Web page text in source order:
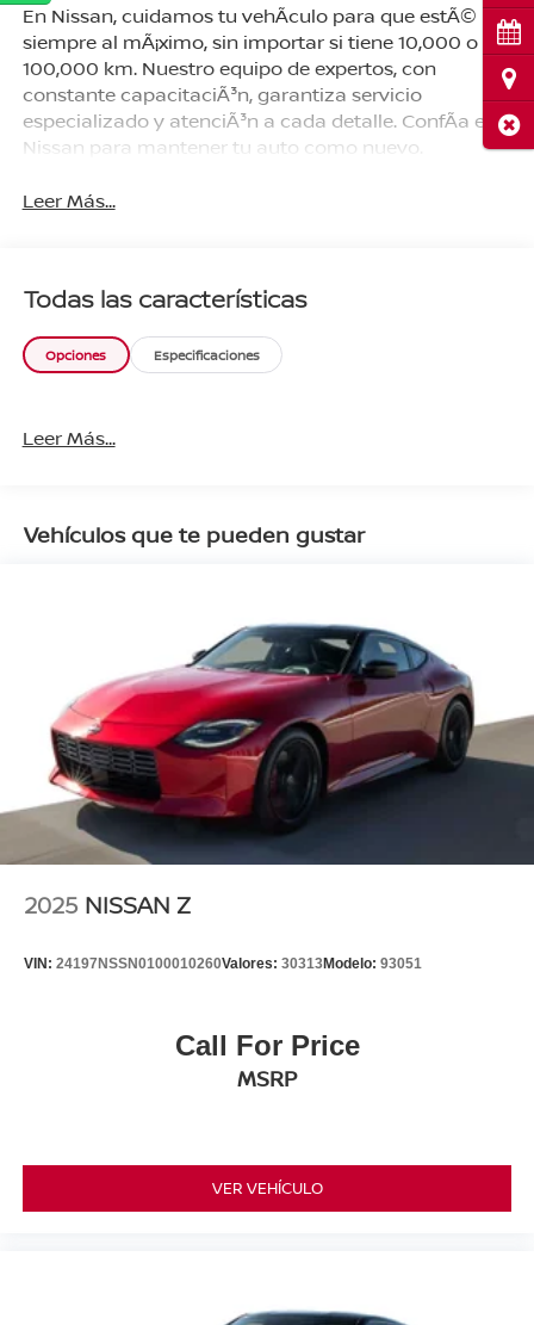
En Nissan, cuidamos tu vehÃ­culo para que estÃ©
siempre al mÃ¡ximo, sin importar si tiene 10,000 o
100,000 km. Nuestro equipo de expertos, con
constante capacitaciÃ³n, garantiza servicio
especializado y atenciÃ³n a cada detalle. ConfÃ­a en
Nissan para mantener tu auto como nuevo.
Leer Más...
Todas las características
Opciones Especificaciones
Leer Más...
Vehículos que te pueden gustar
2025 NISSAN Z
VIN: 24197NSSN0100010260Valores: 30313Modelo: 93051
Call For Price
MSRP
VER VEHÍCULO